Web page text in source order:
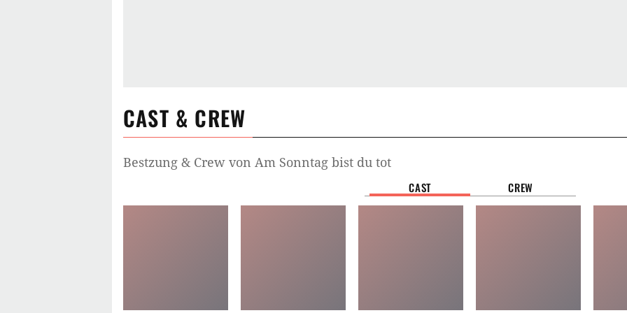
CAST & CREW
Bestzung & Crew von Am Sonntag bist du tot
CAST CREW